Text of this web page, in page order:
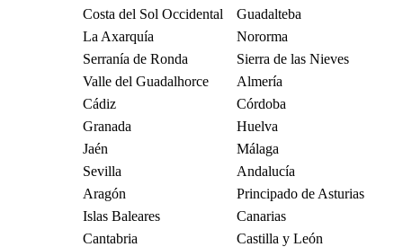
Costa del Sol Occidental
Guadalteba
La Axarquía
Nororma
Serranía de Ronda
Sierra de las Nieves
Valle del Guadalhorce
Almería
Cádiz
Córdoba
Granada
Huelva
Jaén
Málaga
Sevilla
Andalucía
Aragón
Principado de Asturias
Islas Baleares
Canarias
Cantabria
Castilla y León